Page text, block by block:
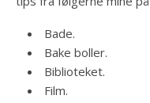
Bade.
Bake boller.
Biblioteket.
Film.